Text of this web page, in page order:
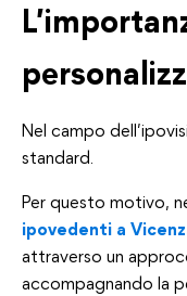
Nel campo
standard.
Per questo motivo,
ipovedenti a
attraverso un
accompagnando la